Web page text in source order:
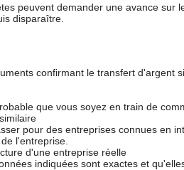
peuvent demander une avance sur
disparaître.
confirmant le transfert d'argent
que vous soyez en train de
pour des entreprises connues en
l'entreprise.
d'une entreprise réelle
indiquées sont exactes et